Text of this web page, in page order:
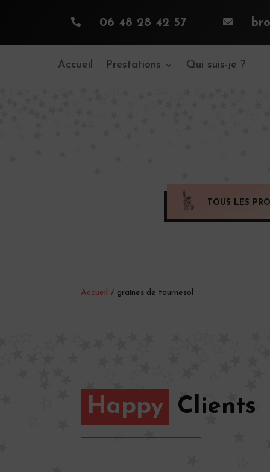
 06 48 28 42 57 
Accueil Prestations Qui suis-je ?
TOUS LES
Accueil / graines de tournesol
Happy Clients